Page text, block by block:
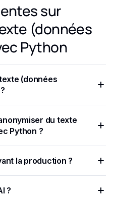
sur
(données
Python
(données
clé API, vous pouvez
du texte
Python ?
vos textes.
la production ?
(NLP) ou des règles
?